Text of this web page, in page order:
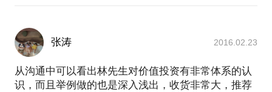
张涛 2016.02.23
从沟通中可以看出林先生对价值投资有非常体系的认
识，而且举例做的也是深入浅出，收货非常大，推荐